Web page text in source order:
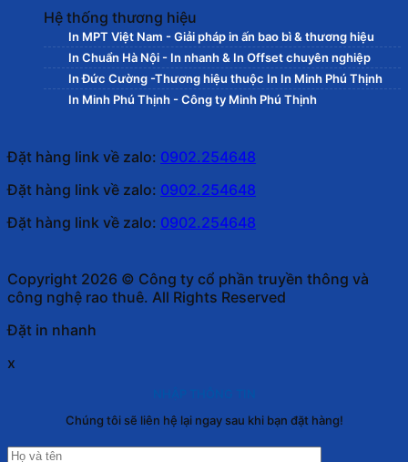
Hệ thống thương hiệu
In MPT Việt Nam - Giải pháp in ấn bao bì & thương hiệu
In Chuẩn Hà Nội - In nhanh & In Offset chuyên nghiệp
In Đức Cường -Thương hiệu thuộc In In Minh Phú Thịnh
In Minh Phú Thịnh - Công ty Minh Phú Thịnh
Đặt hàng link về zalo: 0902.254648
Đặt hàng link về zalo: 0902.254648
Đặt hàng link về zalo: 0902.254648
Copyright 2026 © Công ty cổ phần truyền thông và
công nghệ rao thuê. All Rights Reserved
Đặt in nhanh
x
Chúng tôi sẽ liên hệ lại ngay sau khi bạn đặt hàng!